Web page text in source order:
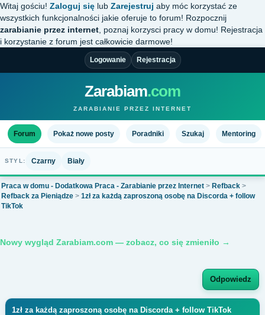
Witaj gościu! Zaloguj się lub Zarejestruj aby móc korzystać ze
wszystkich funkcjonalności jakie oferuje to forum! Rozpocznij
zarabianie przez internet , poznaj korzysci pracy w domu! Rejestracja
i korzystanie z forum jest całkowicie darmowe!
Logowanie Rejestracja
Zarabiam.com
ZARABIANIE PRZEZ INTERNET
Forum Pokaż nowe posty Poradniki Szukaj Mentoring
STYL: Czarny Biały
Praca w domu - Dodatkowa Praca - Zarabianie przez Internet > Refback >
Refback za Pieniądze > 1zł za każdą zaproszoną osobę na Discorda + follow
TikTok
Nowy wygląd Zarabiam.com — zobacz, co się zmieniło →
Odpowiedz
1zł za każdą zaproszoną osobę na Discorda + follow TikTok